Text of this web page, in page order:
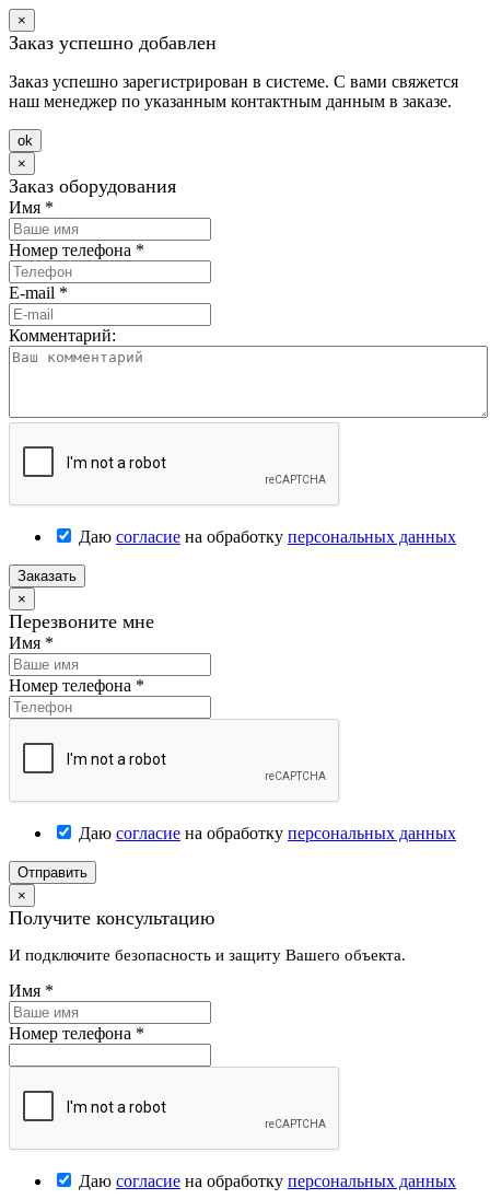
×
Заказ успешно добавлен
Заказ успешно зарегистрирован в системе. С вами свяжется
наш менеджер по указанным контактным данным в заказе.
оk
×
Заказ оборудования
Имя *
Номер телефона *
E-mail *
Комментарий:
Даю согласие на обработку персональных данных
Заказать
×
Перезвоните мне
Имя *
Номер телефона *
Даю согласие на обработку персональных данных
Отправить
×
Получите консультацию
И подключите безопасность и защиту Вашего объекта.
Имя *
Номер телефона *
Даю согласие на обработку персональных данных